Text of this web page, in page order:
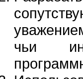
чьи